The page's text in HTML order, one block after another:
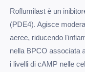
Roflumilast è un
(PDE4). Agisce
aeree, riducendo
nella BPCO associata
i livelli di cAMP nelle